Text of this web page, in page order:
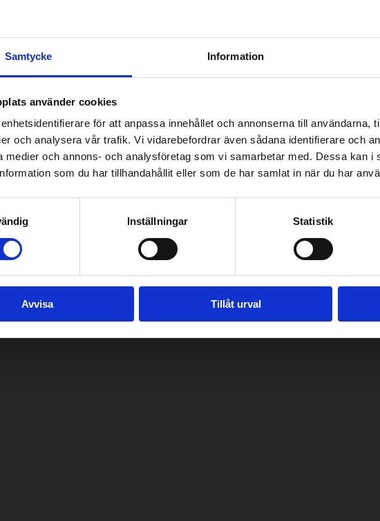
Samtycke Information
använder cookies
för att anpassa innehållet och annonserna till användarna,
och analysera vår trafik. Vi vidarebefordrar även sådana identifierare och
medier och annons- och analysföretag som vi samarbetar med. Dessa kan i
som du har tillhandahållit eller som de har samlat in när du har
Inställningar Statistik
Avvisa Tillåt urval
som har sina e-posttjänster hos Google kan igen ta emot e-
tackar för tålamodet!